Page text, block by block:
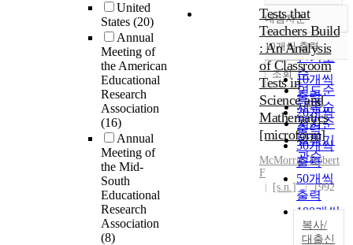
United
States (20)
Annual
Meeting of
the American
Educational
Research
Association
(16)
Annual
Meeting of
the Mid-
South
Educational
Research
Association
(8)
정확도
순
인기도
순
연도순
제목순
저자순
발행기
관순
내림차순
내림차순
10개씩 출력
10개씩
출력
20개씩
출력
30개씩
출력
50개씩
출력
100개씩
출력
조회
Tests that
Teachers Build
: An Analysis
of Classroom
Tests in
Science and
Mathematics
[microform]
McMorris, Robert
F
[s.n.]
1992
복사/
대출신